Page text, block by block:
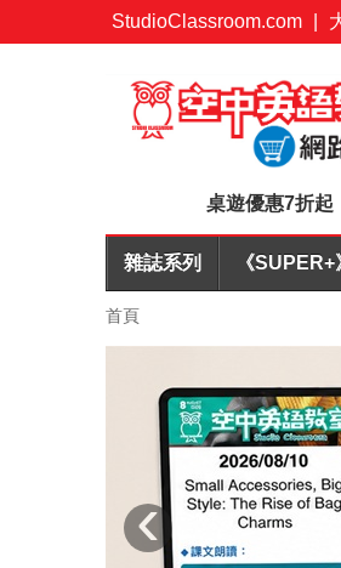
StudioClassroom.com
桌遊優惠7折起
雜誌系列 《
首頁
‹